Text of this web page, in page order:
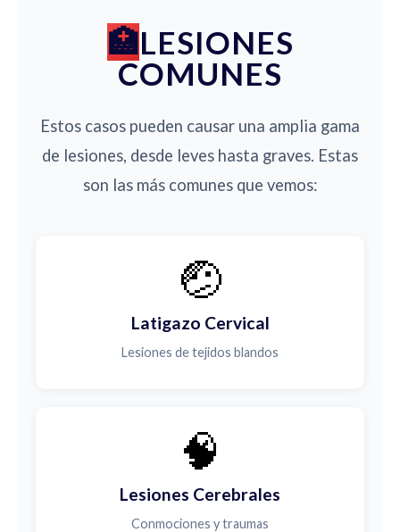
LESIONES
COMUNES
Estos casos pueden causar una amplia gama
de lesiones, desde leves hasta graves. Estas
son las más comunes que vemos:
🤕
Latigazo Cervical
Lesiones de tejidos blandos
🧠
Lesiones Cerebrales
Conmociones y traumas